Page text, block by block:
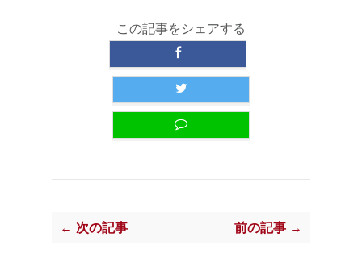
この記事をシェアする
← 次の記事 前の記事 →